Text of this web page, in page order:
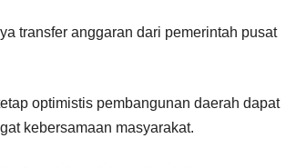
transfer anggaran dari pemerintah pusat
optimistis pembangunan daerah dapat
kebersamaan masyarakat.